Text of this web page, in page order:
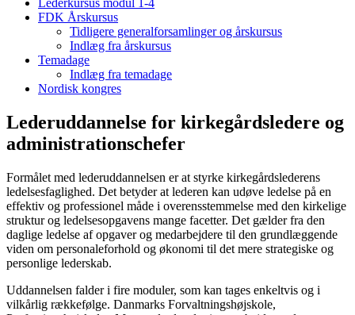
Lederkursus modul 1-4
FDK Årskursus
Tidligere generalforsamlinger og årskursus
Indlæg fra årskursus
Temadage
Indlæg fra temadage
Nordisk kongres
Lederuddannelse for kirkegårdsledere og
administrationschefer
Formålet med lederuddannelsen er at styrke kirkegårdslederens
ledelsesfaglighed. Det betyder at lederen kan udøve ledelse på en
effektiv og professionel måde i overensstemmelse med den kirkelige
struktur og ledelsesopgavens mange facetter. Det gælder fra den
daglige ledelse af opgaver og medarbejdere til den grundlæggende
viden om personaleforhold og økonomi til det mere strategiske og
personlige lederskab.
Uddannelsen falder i fire moduler, som kan tages enkeltvis og i
vilkårlig rækkefølge. Danmarks Forvaltningshøjskole,